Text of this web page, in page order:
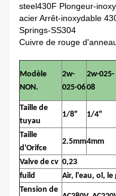
steel430F Plongeur-
acier Arrêt-inoxydable
Springs-SS304
Cuivre de rouge
Modèle
NON.
2w-
025-06
2w-025-
08
Taille de
tuyau
1/8" 1/4"
Taille
d'Orifce
2.5mm4mm
Valve de cv 0,23
fuild
Air, l'eau, ol,
Tension de